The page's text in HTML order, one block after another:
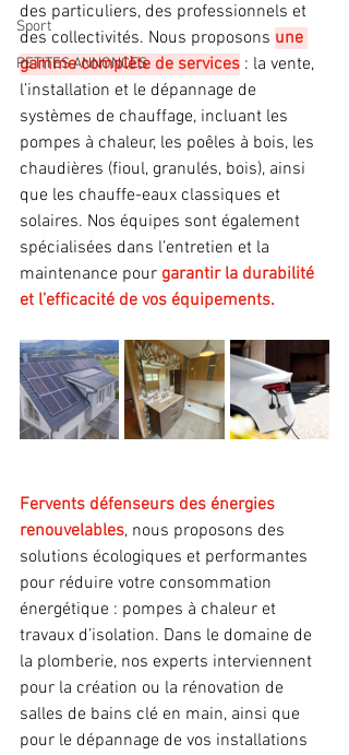
Sport
PETITES ANNONCES
des particuliers, des professionnels et
des collectivités. Nous proposons une
gamme complète de services : la vente,
l’installation et le dépannage de
systèmes de chauffage, incluant les
pompes à chaleur, les poêles à bois, les
chaudières (fioul, granulés, bois), ainsi
que les chauffe-eaux classiques et
solaires. Nos équipes sont également
spécialisées dans l’entretien et la
maintenance pour garantir la durabilité
et l’efficacité de vos équipements.
Fervents défenseurs des énergies
renouvelables, nous proposons des
solutions écologiques et performantes
pour réduire votre consommation
énergétique : pompes à chaleur et
travaux d’isolation. Dans le domaine de
la plomberie, nos experts interviennent
pour la création ou la rénovation de
salles de bains clé en main, ainsi que
pour le dépannage de vos installations